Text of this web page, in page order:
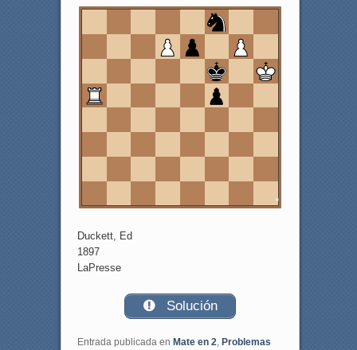
Duckett, Ed
1897
LaPresse
Solución
Entrada publicada en Mate en 2, Problemas